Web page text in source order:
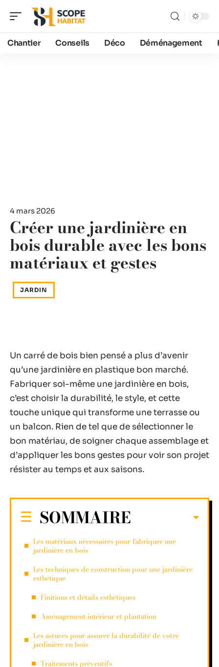
Chantier Conseils Déco Déménagement
4 mars 2026
Créer une jardinière en
bois durable avec les bons
matériaux et gestes
JARDIN
Un carré de bois bien pensé a plus d’avenir
qu’une jardinière en plastique bon marché.
Fabriquer soi-même une jardinière en bois,
c’est choisir la durabilité, le style, et cette
touche unique qui transforme une terrasse ou
un balcon. Rien de tel que de sélectionner le
bon matériau, de soigner chaque assemblage et
d’appliquer les bons gestes pour voir son projet
résister au temps et aux saisons.
SOMMAIRE
Les matériaux nécessaires pour fabriquer une
jardinière en bois
Les techniques de construction pour une jardinière
esthétique
Finitions et détails esthétiques
Aménagement intérieur et plantation
Les astuces pour assurer la durabilité de votre
jardinière en bois
Traitements préventifs